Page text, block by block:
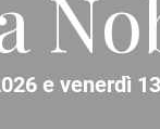
e venerdì